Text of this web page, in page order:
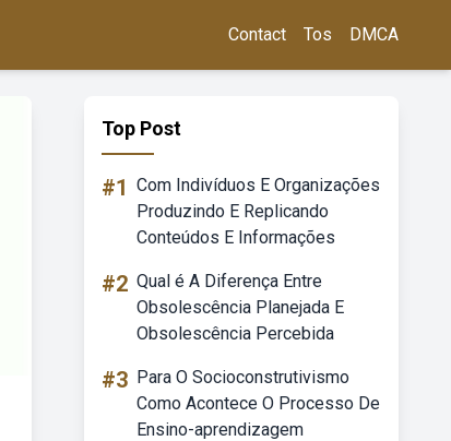
Contact Tos DMCA
Top Post
#1 Com Indivíduos E Organizações
Produzindo E Replicando
Conteúdos E Informações
#2 Qual é A Diferença Entre
Obsolescência Planejada E
Obsolescência Percebida
#3 Para O Socioconstrutivismo
Como Acontece O Processo De
Ensino-aprendizagem